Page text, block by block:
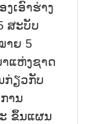
ເອົາຮ່າງ
ສະບັບ
າຍ 5
ແຫ່ງຊາດ
ກ່ຽວກັບ
ານ
ຂຶ້ນແຜນ